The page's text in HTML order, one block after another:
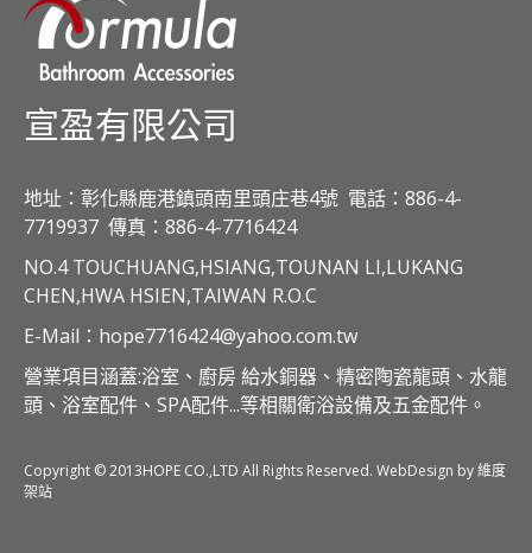
宣盈有限公司
地址：彰化縣鹿港鎮頭南里頭庄巷4號 電話：886-4-
7719937 傳真：886-4-7716424
NO.4 TOUCHUANG,HSIANG,TOUNAN LI,LUKANG
CHEN,HWA HSIEN,TAIWAN R.O.C
E-Mail：hope7716424@yahoo.com.tw
營業項目涵蓋:浴室、廚房 給水銅器、精密陶瓷龍頭、水龍
頭、浴室配件、SPA配件...等相關衛浴設備及五金配件。
Copyright © 2013HOPE CO.,LTD All Rights Reserved. WebDesign by 維度
架站